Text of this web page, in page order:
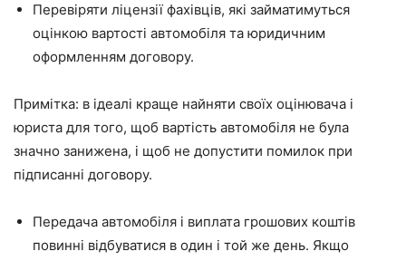
Перевіряти ліцензії фахівців, які займатимуться
оцінкою вартості автомобіля та юридичним
оформленням договору.
Примітка: в ідеалі краще найняти своїх оцінювача і
юриста для того, щоб вартість автомобіля не була
значно занижена, і щоб не допустити помилок при
підписанні договору.
Передача автомобіля і виплата грошових коштів
повинні відбуватися в один і той же день. Якщо